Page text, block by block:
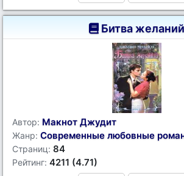
Битва желаний
Автор: Макнот Джудит
Жанр: Современные любовные
Страниц: 84
Рейтинг: 4211 (4.71)